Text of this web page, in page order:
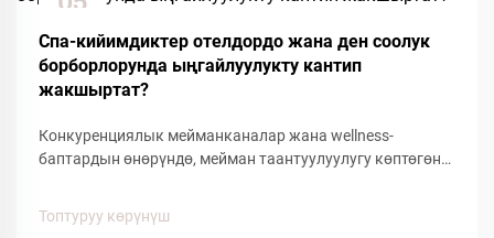
Спа-кийимдиктер отелдордо жана ден соолук
борборлорунда ыңгайлуулукту кантип
жакшыртат?
Конкуренциялык мейманканалар жана wellness-
баптардын өнөрүндө, мейман таантуулуулугу көптөгөн
тийгизген көптөгөн факторлордун ичинен, спа кийимдер
Топтуруу көрүнүш